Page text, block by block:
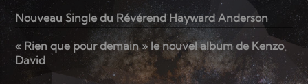
Elyon Live
Nouveau Single du Révérend Hayward Anderson
« Rien que pour demain » le nouvel album de Kenzo
David